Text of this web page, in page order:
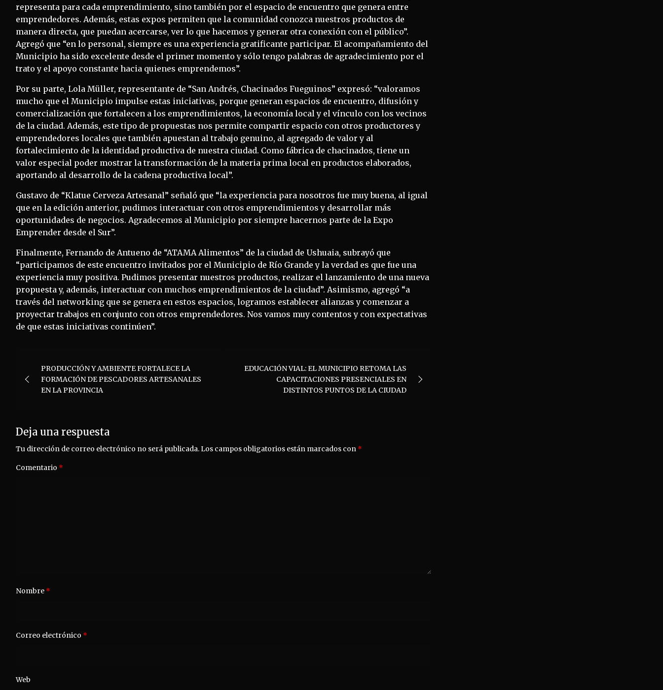
representa para cada emprendimiento, sino también por el espacio de encuentro que genera entre
emprendedores. Además, estas expos permiten que la comunidad conozca nuestros productos de
manera directa, que puedan acercarse, ver lo que hacemos y generar otra conexión con el público”.
Agregó que “en lo personal, siempre es una experiencia gratificante participar. El acompañamiento del
Municipio ha sido excelente desde el primer momento y sólo tengo palabras de agradecimiento por el
trato y el apoyo constante hacia quienes emprendemos”.
Por su parte, Lola Müller, representante de “San Andrés, Chacinados Fueguinos” expresó: “valoramos
mucho que el Municipio impulse estas iniciativas, porque generan espacios de encuentro, difusión y
comercialización que fortalecen a los emprendimientos, la economía local y el vínculo con los vecinos
de la ciudad. Además, este tipo de propuestas nos permite compartir espacio con otros productores y
emprendedores locales que también apuestan al trabajo genuino, al agregado de valor y al
fortalecimiento de la identidad productiva de nuestra ciudad. Como fábrica de chacinados, tiene un
valor especial poder mostrar la transformación de la materia prima local en productos elaborados,
aportando al desarrollo de la cadena productiva local”.
Gustavo de “Klatue Cerveza Artesanal” señaló que “la experiencia para nosotros fue muy buena, al igual
que en la edición anterior, pudimos interactuar con otros emprendimientos y desarrollar más
oportunidades de negocios. Agradecemos al Municipio por siempre hacernos parte de la Expo
Emprender desde el Sur”.
Finalmente, Fernando de Antueno de “ATAMA Alimentos” de la ciudad de Ushuaia, subrayó que
“participamos de este encuentro invitados por el Municipio de Río Grande y la verdad es que fue una
experiencia muy positiva. Pudimos presentar nuestros productos, realizar el lanzamiento de una nueva
propuesta y, además, interactuar con muchos emprendimientos de la ciudad”. Asimismo, agregó “a
través del networking que se genera en estos espacios, logramos establecer alianzas y comenzar a
proyectar trabajos en conjunto con otros emprendedores. Nos vamos muy contentos y con expectativas
de que estas iniciativas continúen”.
de
entradas
PRODUCCIÓN Y AMBIENTE FORTALECE LA
FORMACIÓN DE PESCADORES ARTESANALES
EN LA PROVINCIA
EDUCACIÓN VIAL: EL MUNICIPIO RETOMA LAS
CAPACITACIONES PRESENCIALES EN
DISTINTOS PUNTOS DE LA CIUDAD
Deja una respuesta
Tu dirección de correo electrónico no será publicada.Los campos obligatorios están marcados con *
Comentario *
Nombre *
Correo electrónico *
Web